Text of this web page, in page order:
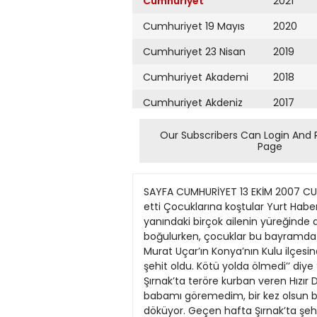
Cumhuriyet 19 Mayıs
Cumhuriyet 23 Nisan
Cumhuriyet Akademi
Cumhuriyet Akdeniz
Cumhuriyet Alışveriş
Cumhuriyet Ankara
Cumhuriyet Büyük
Taaruz
Cumhuriyet
Cumartesi
Cumhuriyet Çevre
2020
2019
2018
2017
2016
2015
2013
2012
2011
2010
2009
Our Subscribers Can Login And
Page
SAYFA CUMHURİYET 13 EKİM 2007 CUMARTESİ 6 HABERLER Şehit aileleri yitirdiklerini ziyaret etmek için bayram sabahında şehitliklere akın etti Çocuklarına koştular Yurt Haberleri Servisi Bayramlar mutlulukları, sevinçleri hatırlatsa da bu yılki Şeker Bayramı’nda yurdun dört bir yanındaki birçok ailenin yüreğinde ateşler yanıyor. Oğullarını birkaç gün önce şehit veren anneler, babalar, eşler gözyaşlarına boğulurken, çocuklar bu bayramda babalarına sarılamamanın acısını yüreklerinde yaşıyorlar. Şırnak’ta 7 Ekim’de şehit olan Onbaşı Murat Uçar’ın Konya’nın Kulu ilçesindeki evinde bayram hüzünlü geçiyor. Baba Mehmet Uçar, “Allahıma bin şükür ki oğlum vatan uğruna şehit oldu. Kötü yolda ölmedi’’ diye teselli bulmaya çalışıyor. Kulu’da oturan bir başka şehit babası Hızır Dinç... Oğlu Musa Dinç’i 1994’te Şırnak’ta teröre kurban veren Hızır Dinç acısını içine gömmeye çalışırken, babası şehit olduğunda henüz 3 yaşında olan Çilek ise “Ben babamı göremedim, bir kez olsun baba diyerek boynuna sarılamadım. Ama gururluyum, çünkü ben şehit kızıyım’’ diyerek gözyaşı döküyor. Geçen hafta Şırnak’ta şehit olan Komando Er Turgay Salgar’ın Kars Cumhuriyet köyündeki mezarını ziyaret eden babası Tuncay Salgar ise “Vatan sağolsun” demekle yetiniyor. Salgar’la aynı saldırıda şehit olan Piyade Onbaşı Fethullah Selçuk’un Diyarbakır merkeze bağlı Sati köyündeki 2 odalı kerpiç evlerinin küçük avlusunda taziye ziyaretleri sürüyor. Anne Saliha Selçuk, yetim büyüttüğü oğlunun bayramı görememesi nedeniyle yüreğinin dağlandığını söylüyor. Selçuk, “Ölüm hepimiz için. Herkes bir şekilde ölecek, ama oğlum şehit oldu. Belki şehidimin yüzü suyu hürmetine Allah günahlarımızı affeder. Yüreğim yanıyor. Allah bu acıyı kimseye yaşatmasın’’ diyor. CUMARTESİ YAZILARI ATAOL BEHRAMOĞLU Hastalık Devam Ediyor 6 Mayıs 2007 tarihinde bu sütunda yayımlanan yazım “Anomali” başlığını taşıyordu. Anımsatmak için, bu kavramın çeşitli sözlüklerden derlediğim tanımını bir daha yapayım: Sapaklık, uymazlık, düzgünsüzlük, anormallik, aykırılık, bozukluk, kaidesizlik, kanunsuzluk, kural dışılık, kuralsızlık, sapıklık, yanlışlık, anormallik, ayrıklık, aykırılık vb. Yazıda şöyle demiştim: “Türkiye tam bir ‘anomali’ ortamında yaşamaktadır… Öyle ki, yukarıdaki karşılıklardan hiçbiri, bu sapkın, bozuk, kural dışı, sapak, yanlış, anormal, aykırı vb. ortamı tek başına tanımlamaya yeterli olamıyor… Karşılık olabilecek tek sözcük, hepsini birden kucaklayan ‘anomali’dir…” Ve toplumca yaşamakta olduğumuz “anomali” örneklerini sayıp dökmüştüm… Buna karşın